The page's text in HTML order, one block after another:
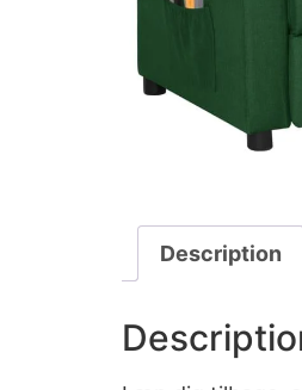
Description